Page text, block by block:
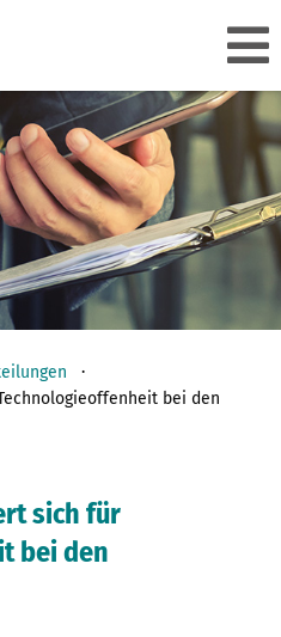
bei den
sich für
bei den